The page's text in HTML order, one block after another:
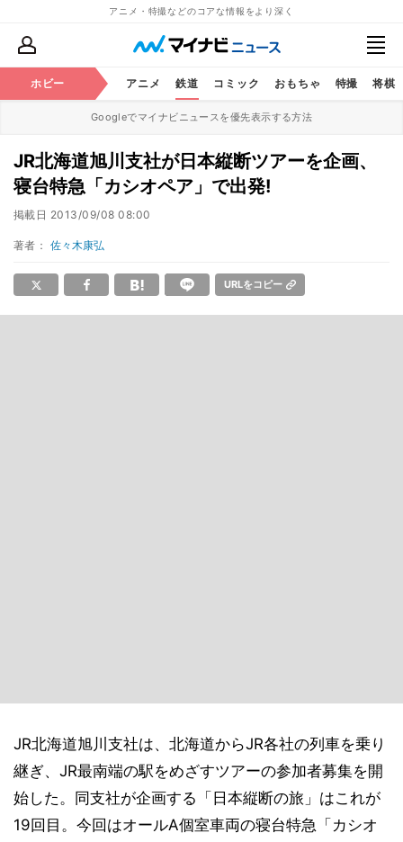
アニメ・特撮などのコアな情報をより深く
ホビー アニメ 鉄道 コミック おもちゃ 特撮 将棋
Googleでマイナビニュースを優先表示する方法
JR北海道旭川支社が日本縦断ツアーを企画、
寝台特急「カシオペア」で出発!
掲載日 2013/09/08 08:00
著者： 佐々木康弘
URLをコピー
JR北海道旭川支社は、北海道からJR各社の列車を乗り
継ぎ、JR最南端の駅をめざすツアーの参加者募集を開
始した。同支社が企画する「日本縦断の旅」はこれが
19回目。今回はオールA個室車両の寝台特急「カシオ